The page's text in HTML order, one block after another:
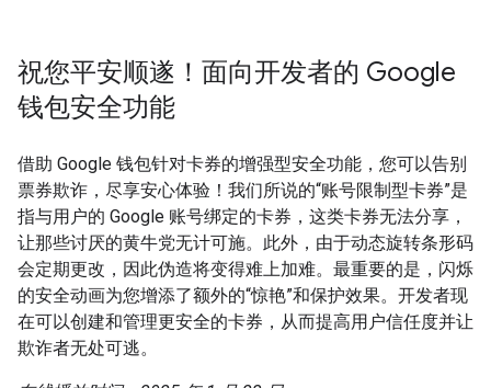
祝您平安顺遂！面向开发者的 Google
钱包安全功能
借助 Google 钱包针对卡券的增强型安全功能，您可以告别
票券欺诈，尽享安心体验！我们所说的“账号限制型卡券”是
指与用户的 Google 账号绑定的卡券，这类卡券无法分享，
让那些讨厌的黄牛党无计可施。此外，由于动态旋转条形码
会定期更改，因此伪造将变得难上加难。最重要的是，闪烁
的安全动画为您增添了额外的“惊艳”和保护效果。开发者现
在可以创建和管理更安全的卡券，从而提高用户信任度并让
欺诈者无处可逃。